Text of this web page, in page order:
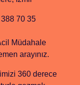
70 35
Müdahale
arayınız.
360 derece